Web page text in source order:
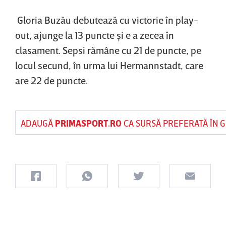
Gloria Buzău debutează cu victorie în play-
out, ajunge la 13 puncte şi e a zecea în
clasament. Sepsi rămâne cu 21 de puncte, pe
locul secund, în urma lui Hermannstadt, care
are 22 de puncte.
ADAUGĂ PRIMASPORT.ROCA SURSĂ PREFERATĂ ÎN